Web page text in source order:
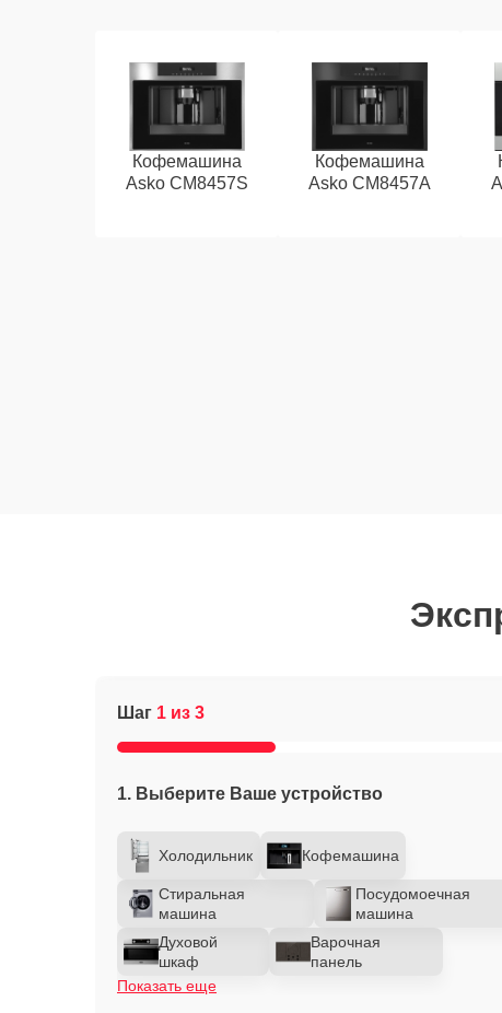
Кофемашина
Asko CM8457S
Кофемашина
Asko CM8457A
Шаг 1 из 3
1. Выберите Ваше устройство
Холодильник Кофемашина
Стиральная
машина
Посудомоечная
машина
Духовой
шкаф
Варочная
панель
Показать еще